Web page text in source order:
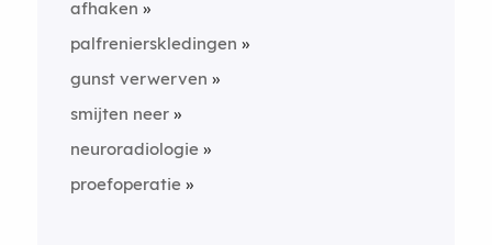
afhaken
palfrenierskledingen
gunst verwerven
smijten neer
neuroradiologie
proefoperatie